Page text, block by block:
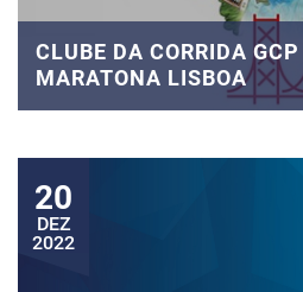
CLUBE DA CORRIDA
MARATONA LISBOA
20
DEZ
2022